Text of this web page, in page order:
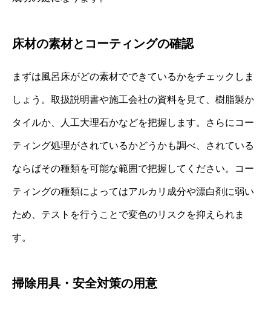
床材の素材とコーティングの確認
まずは風呂床がどの素材でできているかをチェックしま
しょう。取扱説明書や施工会社の資料を見て、樹脂製か
タイルか、人工大理石かなどを把握します。さらにコー
ティング処理がされているかどうかも調べ、されている
ならばその種類を可能な範囲で把握してください。コー
ティングの種類によってはアルカリ成分や漂白剤に弱い
ため、テストを行うことで変色のリスクを抑えられま
す。
掃除用具・安全対策の用意